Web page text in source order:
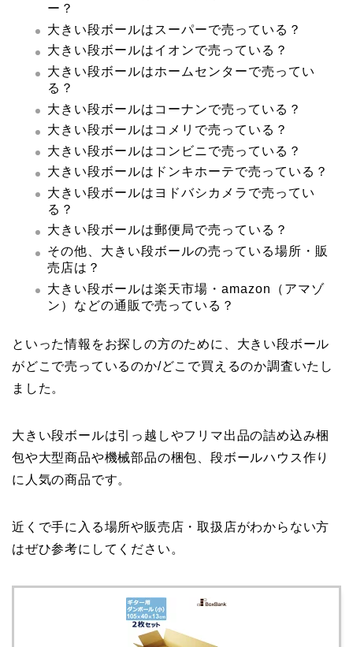
ー？
大きい段ボールはスーパーで売っている？
大きい段ボールはイオンで売っている？
大きい段ボールはホームセンターで売ってい
る？
大きい段ボールはコーナンで売っている？
大きい段ボールはコメリで売っている？
大きい段ボールはコンビニで売っている？
大きい段ボールはドンキホーテで売っている？
大きい段ボールはヨドバシカメラで売ってい
る？
大きい段ボールは郵便局で売っている？
その他、大きい段ボールの売っている場所・販
売店は？
大きい段ボールは楽天市場・amazon（アマゾ
ン）などの通販で売っている？
といった情報をお探しの方のために、大きい段ボール
がどこで売っているのか/どこで買えるのか調査いたし
ました。
大きい段ボールは引っ越しやフリマ出品の詰め込み梱
包や大型商品や機械部品の梱包、段ボールハウス作り
に人気の商品です。
近くで手に入る場所や販売店・取扱店がわからない方
はぜひ参考にしてください。